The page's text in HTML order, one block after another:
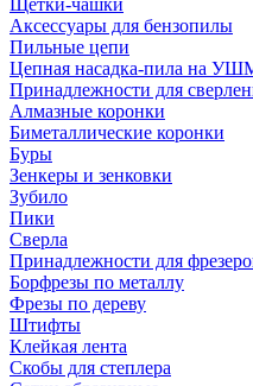
Щетки-чашки
Аксессуары для бензопилы
Пильные цепи
Цепная насадка-пила на
Принадлежности для
Алмазные коронки
Биметаллические коронки
Буры
Зенкеры и зенковки
Зубило
Пики
Сверла
Принадлежности для
Борфрезы по металлу
Фрезы по дереву
Штифты
Клейкая лента
Скобы для степлера